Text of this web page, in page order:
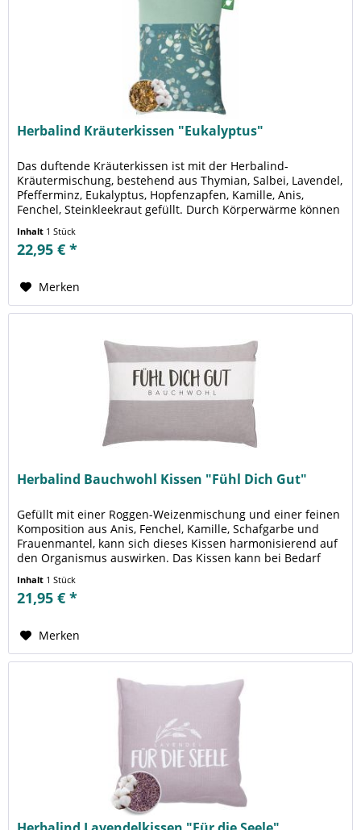
Herbalind Kräuterkissen "Eukalyptus"
Das duftende Kräuterkissen ist mit der Herbalind-
Kräutermischung, bestehend aus Thymian, Salbei, Lavendel,
Pfefferminz, Eukalyptus, Hopfenzapfen, Kamille, Anis,
Fenchel, Steinkleekraut gefüllt. Durch Körperwärme können
Inhalt 1 Stück
22,95 € *
Merken
Herbalind Bauchwohl Kissen "Fühl Dich Gut"
Gefüllt mit einer Roggen-Weizenmischung und einer feinen
Komposition aus Anis, Fenchel, Kamille, Schafgarbe und
Frauenmantel, kann sich dieses Kissen harmonisierend auf
den Organismus auswirken. Das Kissen kann bei Bedarf
Inhalt 1 Stück
21,95 € *
Merken